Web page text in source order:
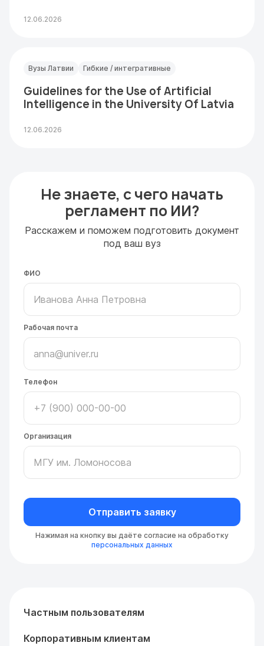
12.06.2026
Вузы Латвии Гибкие / интегративные
Guidelines for the Use of Artificial
Intelligence in the University Of Latvia
12.06.2026
Не знаете, с чего начать
регламент по ИИ?
Расскажем и поможем подготовить документ
под ваш вуз
ФИО
Рабочая почта
Телефон
Организация
Отправить заявку
Нажимая на кнопку вы даёте согласие на обработку
персональных данных
Частным пользователям
Корпоративным клиентам